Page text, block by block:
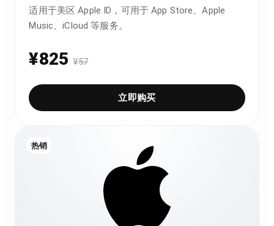
适用于美区 Apple ID，可用于 App Store、Apple
Music、iCloud 等服务。
¥825 ¥57
立即购买
热销